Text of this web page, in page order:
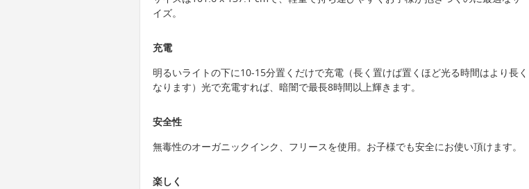
イズ。
充電
明るいライトの下に10-15分置くだけで充電（長く置けば置くほど光る時間はより長く
なります）光で充電すれば、暗闇で最長8時間以上輝きます。
安全性
無毒性のオーガニックインク、フリースを使用。お子様でも安全にお使い頂けます。
楽しく